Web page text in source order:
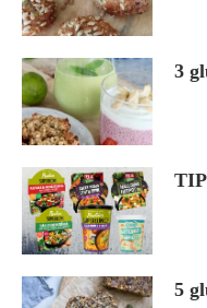
3
5